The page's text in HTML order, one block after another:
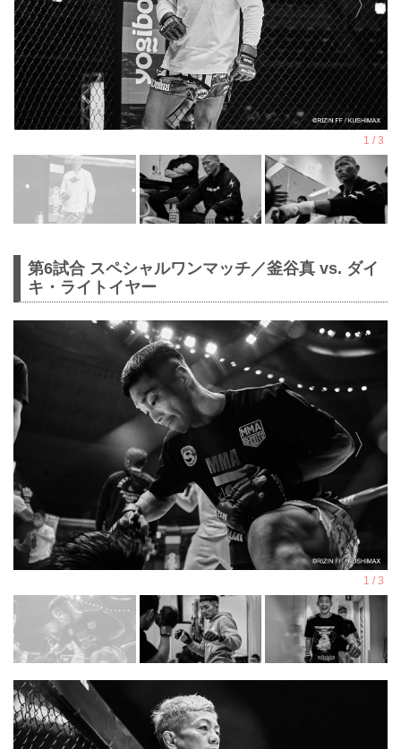
第6試合 スペシャルワンマッチ／釜谷真 vs. ダイ
キ・ライトイヤー